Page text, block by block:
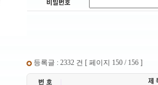
등록글 : 2332 건 [ 페이지 150 / 156 ]